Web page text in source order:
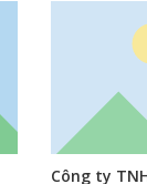
Công ty